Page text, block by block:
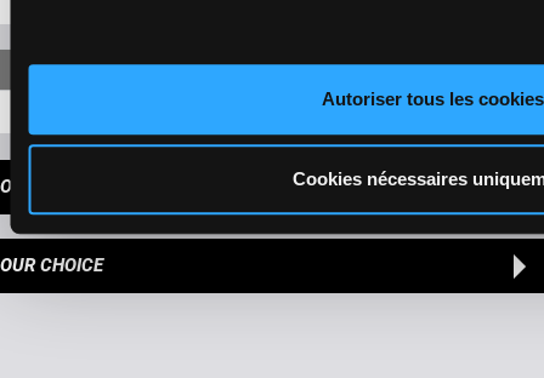
Autoriser tous les cookies
Cookies nécessaires
88,50 €
OUR TIPS
OUR CHOICE